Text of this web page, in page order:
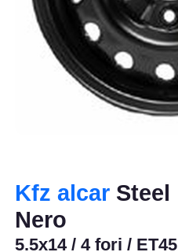
Kfz alcar Steel
Nero
5.5x14 / 4 fori / ET45